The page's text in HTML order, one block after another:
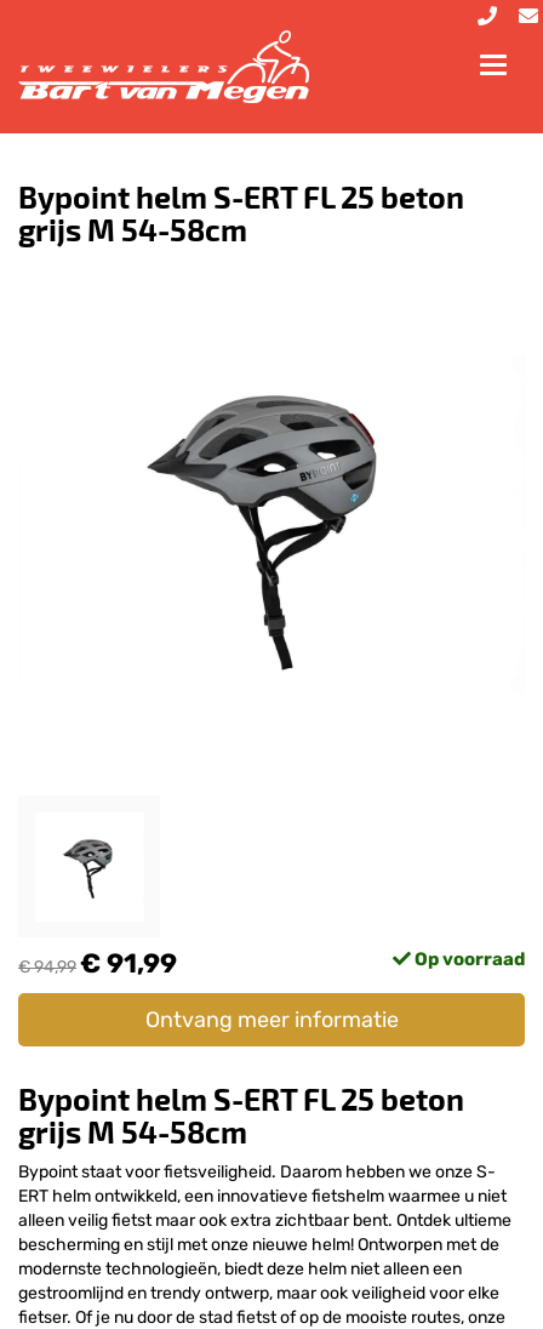
Bypoint helm S-ERT FL 25 beton
grijs M 54-58cm
€ 94,99€ 91,99 Op voorraad
Ontvang meer informatie
Bypoint helm S-ERT FL 25 beton
grijs M 54-58cm
Bypoint staat voor fietsveiligheid. Daarom hebben we onze S-
ERT helm ontwikkeld, een innovatieve fietshelm waarmee u niet
alleen veilig fietst maar ook extra zichtbaar bent. Ontdek ultieme
bescherming en stijl met onze nieuwe helm! Ontworpen met de
modernste technologieën, biedt deze helm niet alleen een
gestroomlijnd en trendy ontwerp, maar ook veiligheid voor elke
fietser. Of je nu door de stad fietst of op de mooiste routes, onze